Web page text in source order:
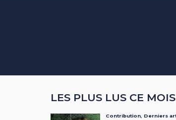
LES PLUS LUS CE MOIS